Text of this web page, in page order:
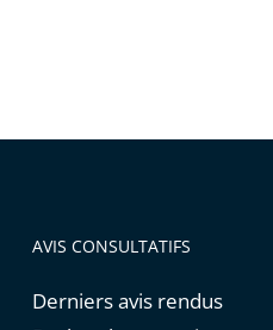
AVIS CONSULTATIFS
Derniers avis rendus